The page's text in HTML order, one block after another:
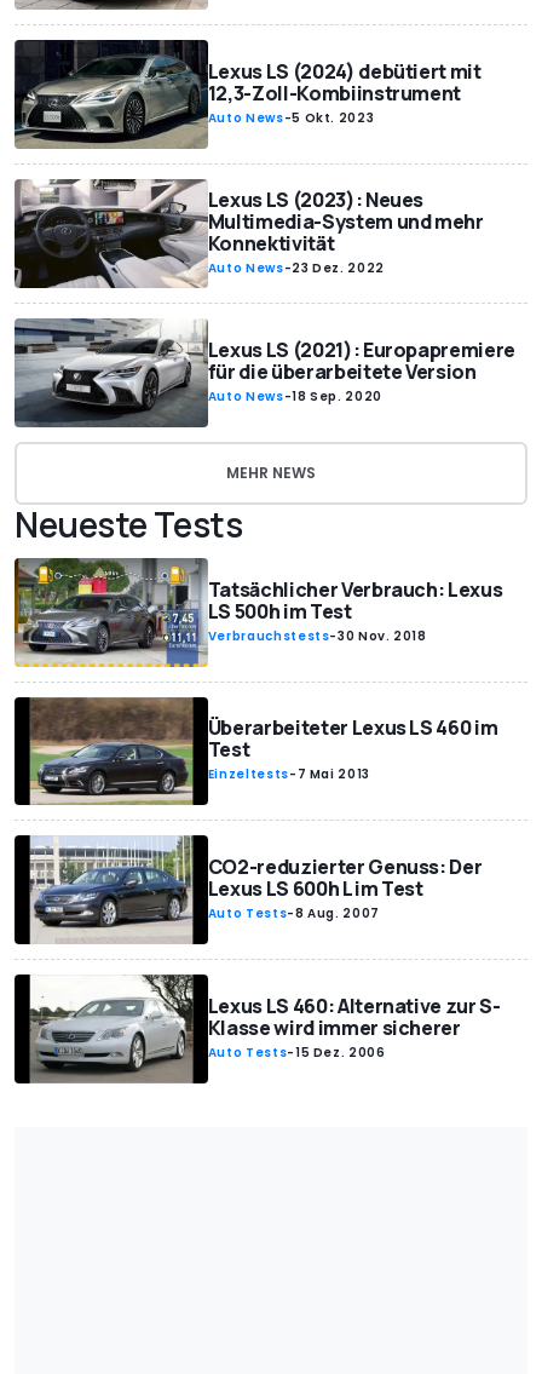
Lexus LS (2024) debütiert mit
12,3-Zoll-Kombiinstrument
Auto News-5 Okt. 2023
Lexus LS (2023): Neues
Multimedia-System und mehr
Konnektivität
Auto News-23 Dez. 2022
Lexus LS (2021): Europapremiere
für die überarbeitete Version
Auto News-18 Sep. 2020
MEHR NEWS
Neueste Tests
Tatsächlicher Verbrauch: Lexus
LS 500h im Test
Verbrauchstests-30 Nov. 2018
Überarbeiteter Lexus LS 460 im
Test
Einzeltests- 7 Mai 2013
CO2-reduzierter Genuss: Der
Lexus LS 600h L im Test
Auto Tests-8 Aug. 2007
Lexus LS 460: Alternative zur S-
Klasse wird immer sicherer
Auto Tests-15 Dez. 2006